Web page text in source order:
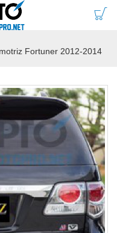
Fortuner 2012-2014